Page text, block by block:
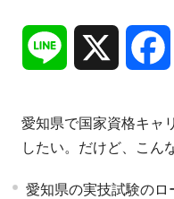
Line
愛知県で国家資格キャ
したい。だけど、こん
愛知県の実技試験の